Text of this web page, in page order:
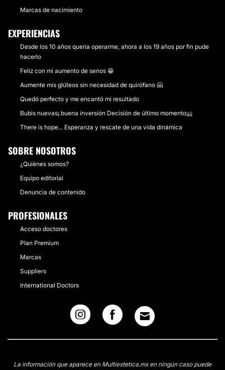
Marcas de nacimiento
EXPERIENCIAS
Desde los 10 años queria operarme, ahora a los 19 años por fin pude
hacerlo
Feliz con mi aumento de senos 😁
Aumente mis glúteos sin necesidad de quirófano 🤗
Quedó perfecto y me encantó mi resultado
Bubis nuevas¡ buena inversión Decisión de último momento¡¡¡¡
There is hope... Esperanza y rescate de una vida dinámica
SOBRE NOSOTROS
¿Quiénes somos?
Equipo editorial
Denuncia de contenido
PROFESIONALES
Acceso doctores
Plan Premium
Marcas
Suppliers
International Doctors
La información que aparece en Multiestetica.mx en ningún caso puede